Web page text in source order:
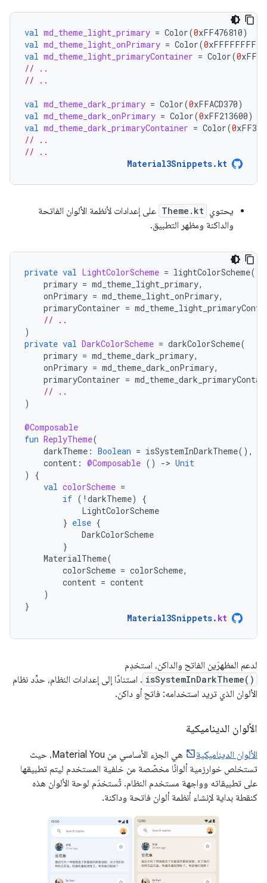
val md_theme_light_primary = Color(0xFF476810)
val md_theme_light_onPrimary = Color(0xFFFFFFFF
val md_theme_light_primaryContainer = Color(0
// ..
// ..
val md_theme_dark_primary = Color(0xFFACD370)
val md_theme_dark_onPrimary = Color(0xFF213600)
val md_theme_dark_primaryContainer = Color(0
// ..
// ..
Material3Snippets.kt
يحتوي Theme.kt على إعدادات لأنظمة الألوان الفاتحة
والداكنة ومظهر التطبيق.
private val LightColorScheme = lightColorScheme(
primary = md_theme_light_primary,
onPrimary = md_theme_light_onPrimary,
primaryContainer =
// ..
)
private val DarkColorScheme = darkColorScheme(
primary = md_theme_dark_primary,
onPrimary = md_theme_dark_onPrimary,
primaryContainer =
// ..
)
@Composable
fun ReplyTheme(
darkTheme : Boolean = isSystemInDarkTheme(),
content : @Composable () -> Unit
)
{
val colorScheme =
if ( ! darkTheme)
{
LightColorScheme
} else {
DarkColorScheme
}
MaterialTheme(
colorScheme = colorScheme,
content = content
)
}
Material3Snippets. kt
لدعم المظهرَين الفاتح والداكن، استخدِم
isSystemInDarkTheme() . استنادًا إلى إعدادات النظام، حدِّد نظام
الألوان الذي تريد استخدامه: فاتح أو داكن.
الألوان الديناميكية
الألوان الديناميكية
هي الجزء الأساسي من Material You، حيث
تستخلص خوارزمية ألوانًا مخصّصة من خلفية المستخدم ليتم تطبيقها
على تطبيقاته وواجهة مستخدم النظام. تُستخدَم لوحة الألوان هذه
كنقطة بداية لإنشاء أنظمة ألوان فاتحة وداكنة.